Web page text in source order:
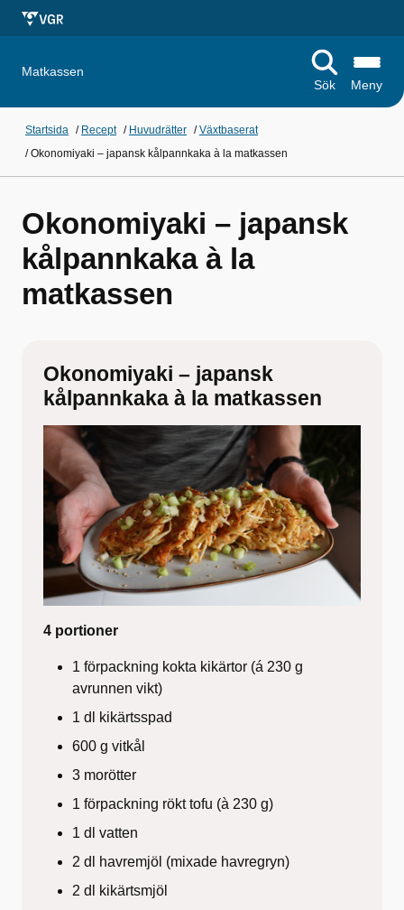
Matkassen
Sök
Meny
Startsida / Recept / Huvudrätter /Växtbaserat
/Okonomiyaki – japansk kålpannkaka à la matkassen
Okonomiyaki – japansk
kålpannkaka à la
matkassen
Okonomiyaki – japansk
kålpannkaka à la matkassen
4 portioner
1 förpackning kokta kikärtor (á 230 g
avrunnen vikt)
1 dl kikärtsspad
600 g vitkål
3 morötter
1 förpackning rökt tofu (à 230 g)
1 dl vatten
2 dl havremjöl (mixade havregryn)
2 dl kikärtsmjöl